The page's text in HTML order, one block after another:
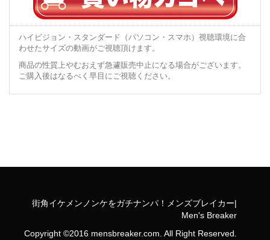
ハイビジョン・スタンダード（パソコン・スマホ）視聴環境に合
わせたサイズの動画がご視聴頂けます。
商品の性質上やむおえず急遽販売中止になる場合がございます。
ご購入後はなるべく早目にご視聴ください。
街角イケメンノンケをガチナンパ！メンズブレイカー|
Men's Breaker
Copyright ©2016 mensbreaker.com. All Right Reserved.